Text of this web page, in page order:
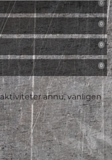
0
0
0
0
ännu, vänligen